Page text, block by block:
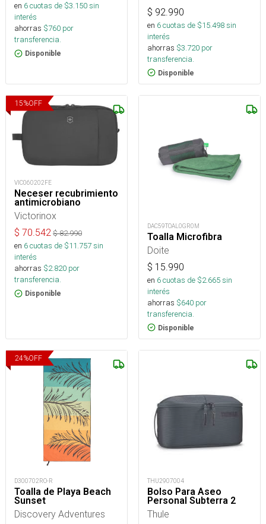
en 6cuotas de $3.150sin
interés
ahorras $760 por
transferencia.
Disponible
$ 92.990
en 6cuotas de $15.498sin
interés
ahorras $3.720 por
transferencia.
Disponible
15%OFF
VIC060202FE
Neceser recubrimiento
antimicrobiano
Victorinox
$ 70.542 $82.990
en 6cuotas de $11.757sin
interés
ahorras $2.820 por
transferencia.
Disponible
DAC59TOAL0GR0M
Toalla Microfibra
Doite
$ 15.990
en 6cuotas de $2.665sin
interés
ahorras $640 por
transferencia.
Disponible
24%OFF
D300702RO-R
Toalla de Playa Beach
Sunset
Discovery Adventures
THU2907004
Bolso Para Aseo
Personal Subterra 2
Thule